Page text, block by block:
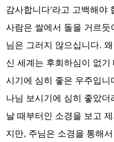
감사합니다’라고 고백해야
사람은 쌀에서 돌을 거르
님은 그러지 않으십니다.
신 세계는 후회하심이 없
시기에 심히 좋은 우주입니
나님 보시기에 심히 좋았더
날 때부터인 소경을 보고
지만, 주님은 소경을 통해